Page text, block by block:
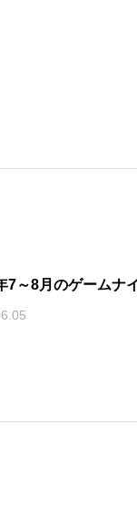
7～8月のゲームナ